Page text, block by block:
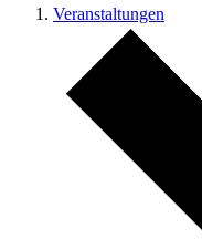
Veranstaltungen